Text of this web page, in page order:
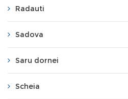
Radauti
Sadova
Saru dornei
Scheia